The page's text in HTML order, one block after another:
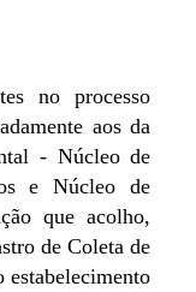
no processo
aos da
- Núcleo de
e Núcleo de
que acolho,
de Coleta de
estabelecimento